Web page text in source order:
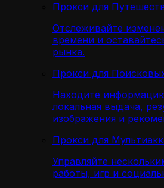
Прокси для
Отслеживайте
времени и
рынка.
Прокси для
Находите
локальная выдача,
изображения и
Прокси для
Управляйте
работы, игр и